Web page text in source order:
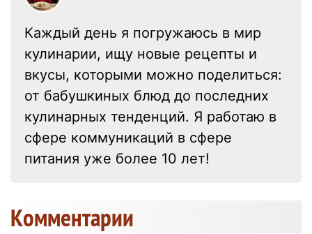
Каждый день я погружаюсь в мир
кулинарии, ищу новые рецепты и
вкусы, которыми можно поделиться:
от бабушкиных блюд до последних
кулинарных тенденций. Я работаю в
сфере коммуникаций в сфере
питания уже более 10 лет!
Kомментарии